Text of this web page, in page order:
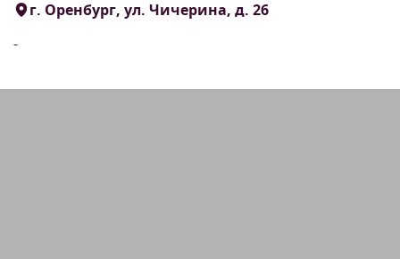
г. Оренбург, ул. Чичерина, д. 26
-